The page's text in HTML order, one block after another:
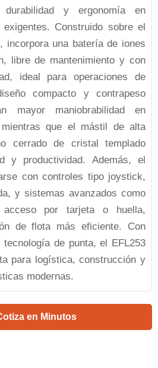
durabilidad y ergonomía en
Construido sobre el
incorpora una batería de iones
libre de mantenimiento y con
ideal para operaciones de
compacto y contrapeso
mayor maniobrabilidad en
que el mástil de alta
cerrado de cristal templado
y productividad. Además, el
con controles tipo joystick,
y sistemas avanzados como
por tarjeta o huella,
de flota más eficiente. Con
de punta, el EFL253
para logística, construcción y
modernas.
en Minutos